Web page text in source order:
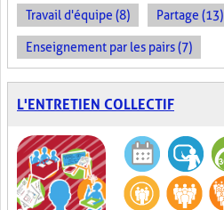
Travail d'équipe (8) Partage (13)
Enseignement par les pairs (7)
L'ENTRETIEN COLLECTIF